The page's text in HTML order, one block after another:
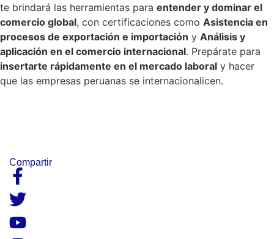
te brindará las herramientas para entender y dominar el
comercio global, con certificaciones como Asistencia en
procesos de exportación e importación y Análisis y
aplicación en el comercio internacional. Prepárate para
insertarte rápidamente en el mercado laboral y hacer
que las empresas peruanas se internacionalicen.
Compartir​